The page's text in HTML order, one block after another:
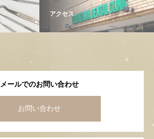
アクセス
メールでのお問い合わせ
お問い合わせ